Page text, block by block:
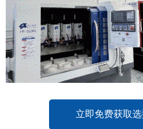
立即免费获取